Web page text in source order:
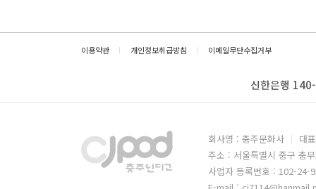
이용약관 개인정보취급방침 이메일무단수집거부
신한은행
회사명 : 충주문화사
대
주소 : 서울특별시 중구 충
사업자 등록번호 : 102-24-